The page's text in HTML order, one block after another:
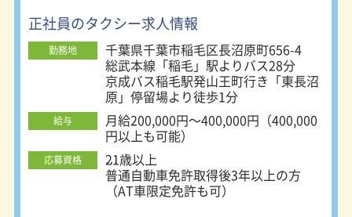
て、不安や疑問を解消するのが当グル
ープの方針。
どんな質問でもお答えしますので、ま
ずはお会いしてお話しましょう！
た！ 国土交通省では昨年度に「働き
やすい職場認証制度 （正式名称：運
転者職場環境良好度認証制度）」を創
設。 この度、弊社事業所も所定の審
査に合格し、認定事業者として登録さ
れました！ ＜関西最大級の専用研修
施設でスキルアップ＞ 社内研修施設
OTECは大阪府職業訓練認定校として
指定を受けています 認定の専用研修
施設にて新人研修や接客トレーニング
などを行う為、 業界未経験者の方も
自信を持って乗務をスタートしていた
正社員のタクシー求人情報
勤務地
千葉県千葉市稲毛区長沼原町656-4
総武本線「稲毛」駅よりバス28分
京成バス稲毛駅発山王町行き「東長沼
原」停留場より徒歩1分
給与
月給200,000円～400,000円（400,000
円以上も可能）
応募資格
21歳以上
普通自動車免許取得後3年以上の方
（AT車限定免許も可）